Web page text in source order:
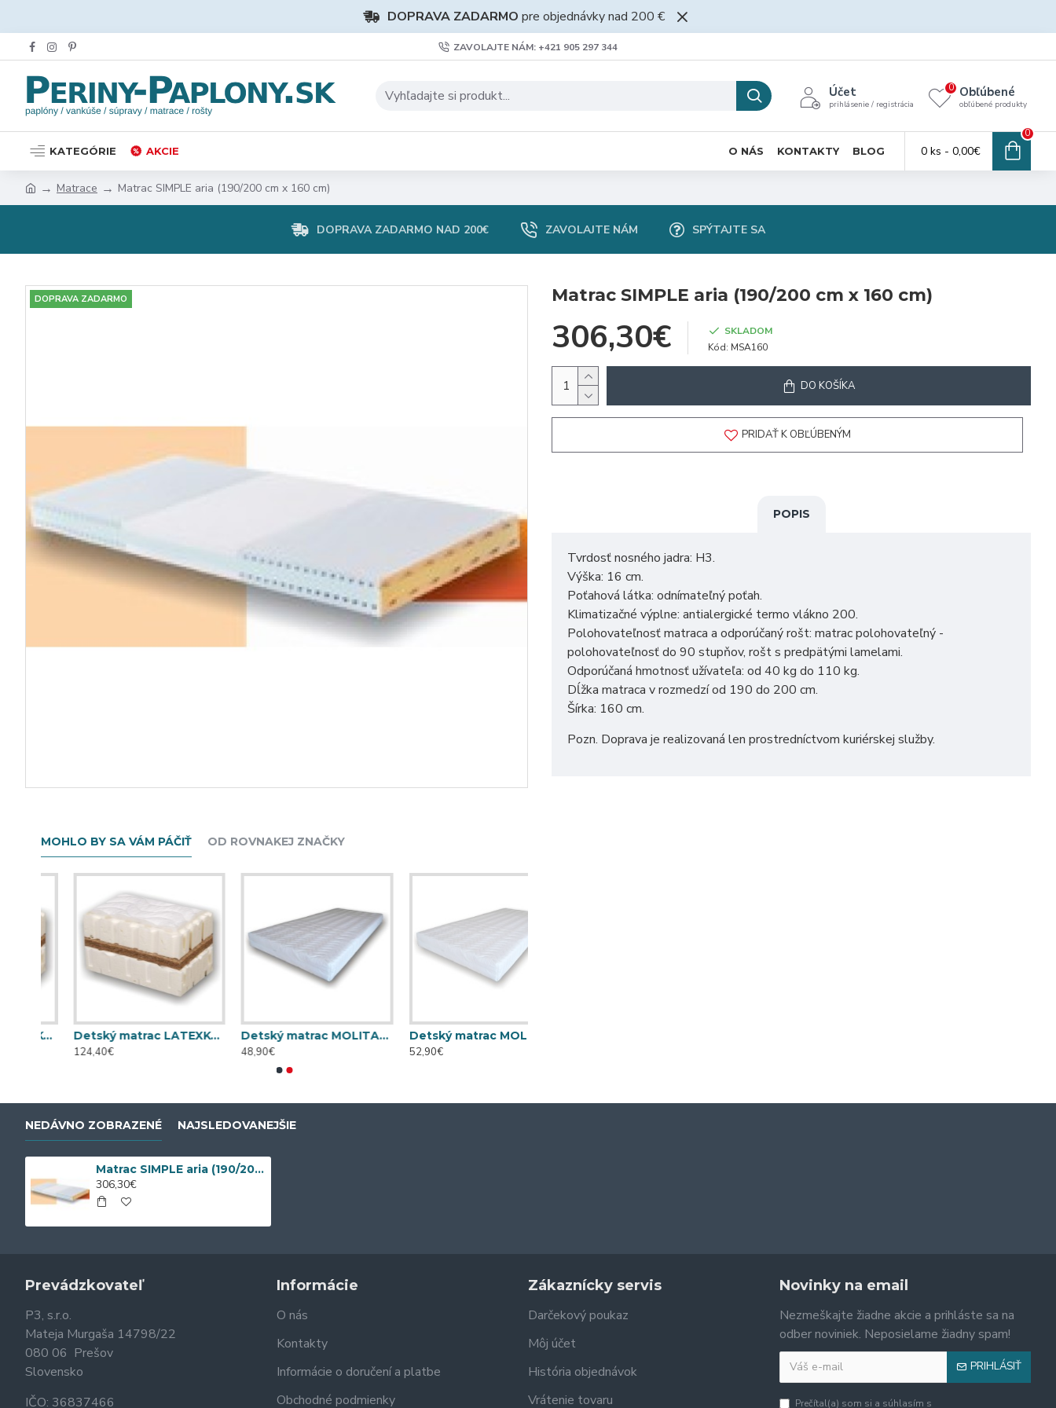
DOPRAVA ZADARMO pre objednávky nad 200 €
ZAVOLAJTE NÁM: +421 905 297 344
Účet
prihlásenie / registrácia
Obľúbené
obľúbené produkty
0
KATEGÓRIE AKCIE O NÁS KONTAKTY BLOG 0 ks - 0,00€
0
Matrace Matrac SIMPLE aria (190/200 cm x 160 cm)
DOPRAVA ZADARMO NAD 200€ ZAVOLAJTE NÁM SPÝTAJTE SA
DOPRAVA ZADARMO Matrac SIMPLE aria (190/200 cm x 160 cm)
306,30€
SKLADOM
Kód: MSA160
DO KOŠÍKA
PRIDAŤ K OBĽÚBENÝM
POPIS
Tvrdosť nosného jadra: H3.
Výška: 16 cm.
Poťahová látka: odnímateľný poťah.
Klimatizačné výplne: antialergické termo vlákno 200.
Polohovateľnosť matraca a odporúčaný rošt: matrac polohovateľný -
polohovateľnosť do 90 stupňov, rošt s predpätými lamelami.
Odporúčaná hmotnosť užívateľa: od 40 kg do 110 kg.
Dĺžka matraca v rozmedzí od 190 do 200 cm.
Šírka: 160 cm.
Pozn. Doprava je realizovaná len prostredníctvom kuriérskej služby.
MOHLO BY SA VÁM PÁČIŤ OD ROVNAKEJ ZNAČKY
Detský matrac LATEXKO (140 cm x 70 cm)
124,40€
Detský matrac MOLITANKO TOP (120 cm x 60 cm)
48,90€
Detský matrac MOLITANKO TOP (120 cm x 65 cm)
52,90€
NEDÁVNO ZOBRAZENÉ NAJSLEDOVANEJŠIE
Matrac SIMPLE aria (190/200 cm x 160 cm)
306,30€
Prevádzkovateľ
P3, s.r.o.
Mateja Murgaša 14798/22
080 06 Prešov
Slovensko
IČO: 36837466
Informácie
O nás
Kontakty
Informácie o doručení a platbe
Obchodné podmienky
Zákaznícky servis
Darčekový poukaz
Môj účet
História objednávok
Vrátenie tovaru
Novinky na email
Nezmeškajte žiadne akcie a prihláste sa na
odber noviniek. Neposielame žiadny spam!
PRIHLÁSIŤ
Prečítal(a) som si a súhlasím s